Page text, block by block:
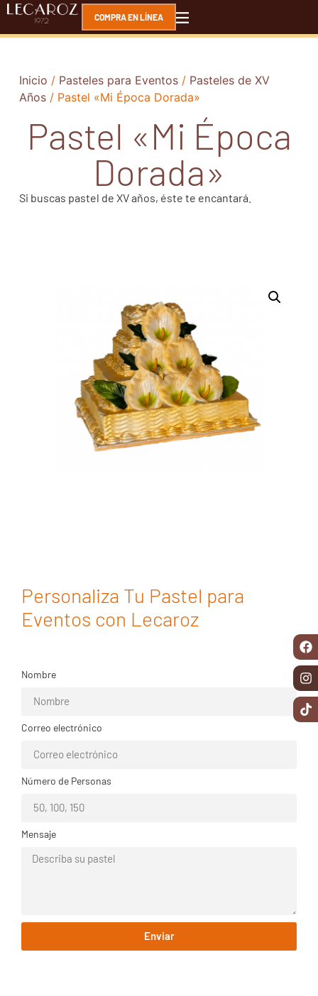
COMPRA EN LÍNEA
Inicio / Pasteles para Eventos/ Pasteles de XV
Años/ Pastel «Mi Época Dorada»
Pastel «Mi Época
Dorada»
Si buscas pastel de XV años, éste te encantará.
Personaliza Tu Pastel para
Eventos con Lecaroz
Nombre
Correo electrónico
Número de Personas
Mensaje
Enviar